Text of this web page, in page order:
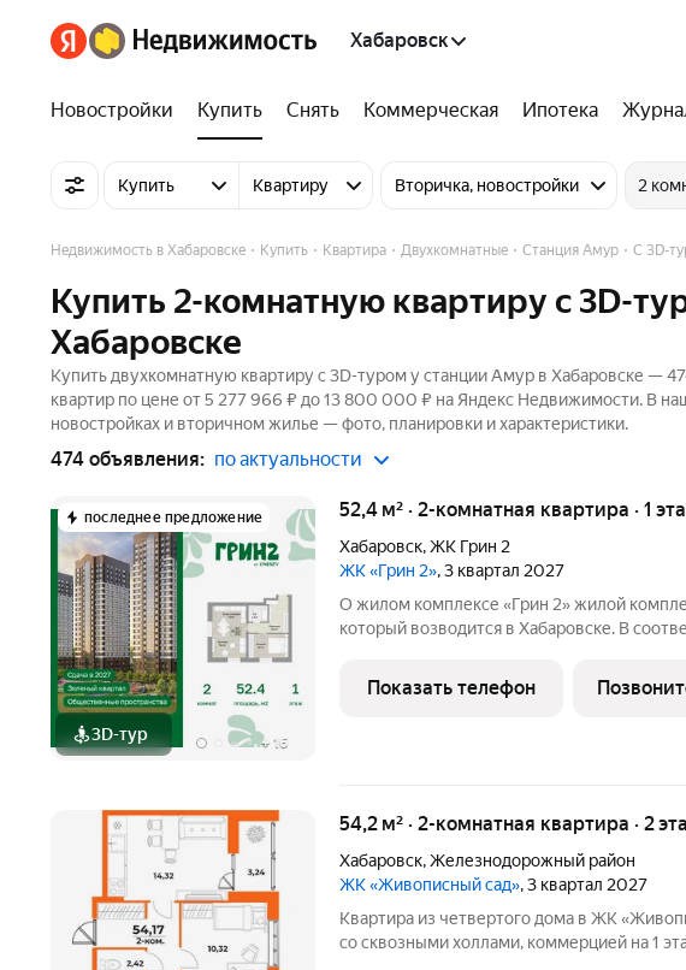
Хабаровск
Новостройки Купить Снять Коммерческая Ипотека
Купить Квартиру Вторичка, новостройки 2
Недвижимость в Хабаровске Купить Квартира Двухкомнатные Станция Амур C 3D-
Купить 2-комнатную квартиру c 3D-
Хабаровске
Купить двухкомнатную квартиру c 3D-туром у станции Амур в Хабаровске —
квартир по цене от 5 277 966 ₽ до 13 800 000 ₽ на Яндекс Недвижимости. В
новостройках и вторичном жилье — фото, планировки и характеристики.
474 объявления: по актуальности
последнее предложение
3D-тур + 16
52,4 м² · 2-комнатная квартира · 1
Хабаровск,ЖК Грин 2
ЖК «Грин 2», 3 квартал 2027
О жилом комплексе «Грин 2» жилой комплекс комфорт-класса,
который возводится в Хабаровске. В
наземный паркинг, развитая дворовая
всей семьёй.
Показать телефон
54,2 м² · 2-комнатная квартира · 2
Хабаровск,Железнодорожный район
ЖК «Живописный сад», 3 квартал 2027
Квартира из четвертого дома в ЖК
со сквозными холлами, коммерцией на 1